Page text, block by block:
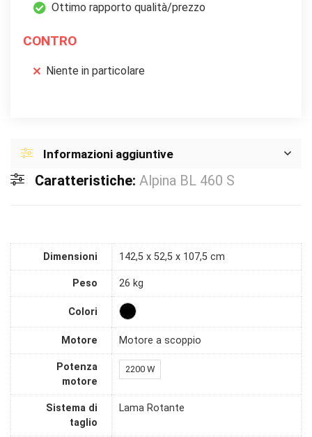
Ottimo rapporto qualità/prezzo
CONTRO
Niente in particolare
Informazioni aggiuntive
Caratteristiche: Alpina BL 460 S
Dimensioni 142,5 x 52,5 x 107,5 cm
Peso 26 kg
Colori
Motore Motore a scoppio
Potenza
motore
2200 W
Sistema di
taglio
Lama Rotante